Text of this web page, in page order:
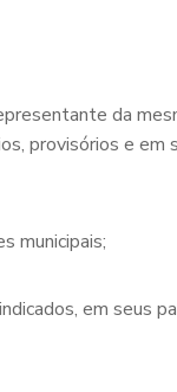
da
provisórios e em
municipais;
em seus